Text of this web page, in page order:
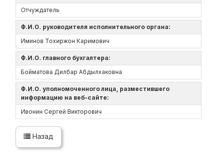
Отчуждатель
Ф.И.О. руководителя исполнительного органа:
Иминов Тохиржон Каримович
Ф.И.О. главного бухгалтера:
Бойматова Дилбар Абдылхаковна
Ф.И.О. уполномоченного лица, разместившего
информацию на веб-сайте:
Ивонин Сергей Викторович
Назад